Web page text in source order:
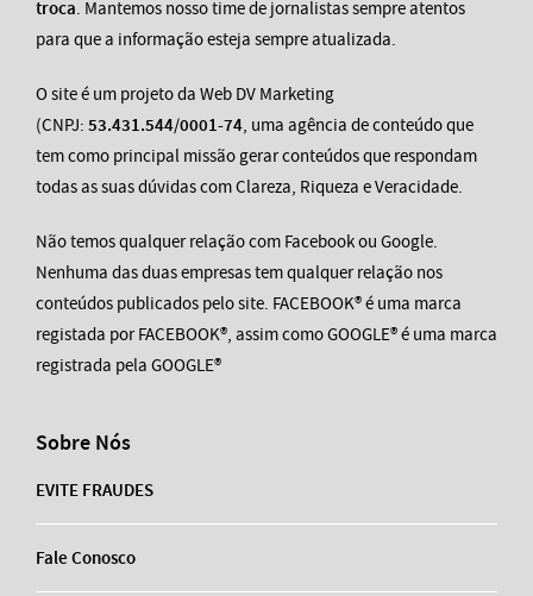
troca. Mantemos nosso time de jornalistas sempre atentos
para que a informação esteja sempre atualizada.
O site é um projeto da Web DV Marketing
(CNPJ: 53.431.544/0001-74, uma agência de conteúdo que
tem como principal missão gerar conteúdos que respondam
todas as suas dúvidas com Clareza, Riqueza e Veracidade.
Não temos qualquer relação com Facebook ou Google.
Nenhuma das duas empresas tem qualquer relação nos
conteúdos publicados pelo site. FACEBOOK® é uma marca
registada por FACEBOOK®, assim como GOOGLE® é uma marca
registrada pela GOOGLE®
Sobre Nós
EVITE FRAUDES
Fale Conosco